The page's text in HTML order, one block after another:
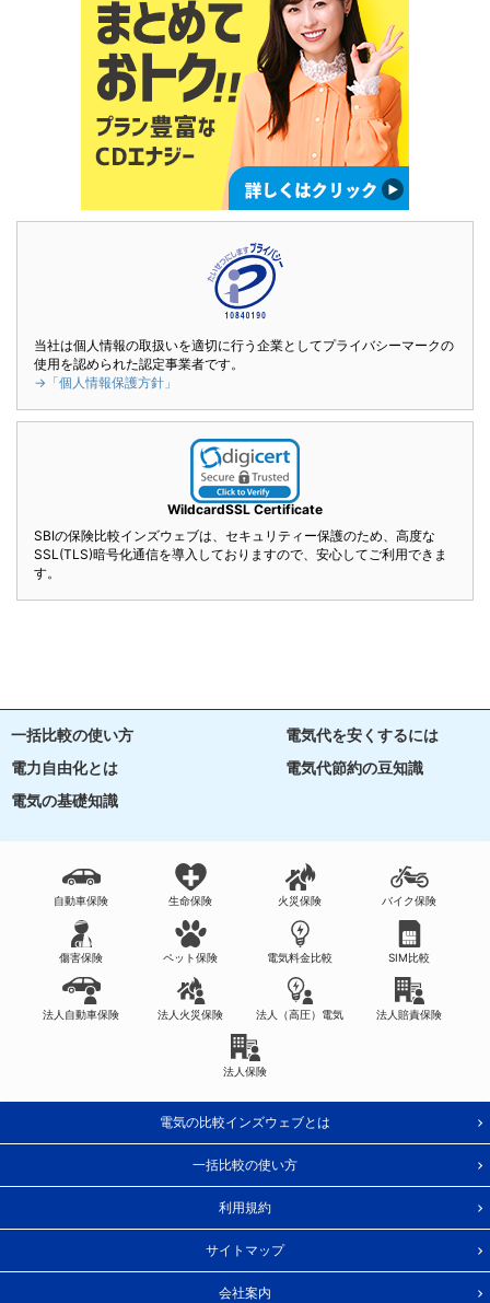
当社は個人情報の取扱いを適切に行う企業としてプライバシーマークの
使用を認められた認定事業者です。
→「個人情報保護方針」
WildcardSSL Certificate
SBIの保険比較インズウェブは、セキュリティー保護のため、高度な
SSL(TLS)暗号化通信を導入しておりますので、安心してご利用できま
す。
一括比較の使い方
電気代を安くするには
電力自由化とは
電気代節約の豆知識
電気の基礎知識
自動車保険 生命保険 火災保険 バイク保険
傷害保険 ペット保険 電気料金比較 SIM比較
法人自動車保険 法人火災保険 法人（高圧）電気 法人賠責保険
法人保険
電気の比較インズウェブとは
一括比較の使い方
利用規約
サイトマップ
会社案内